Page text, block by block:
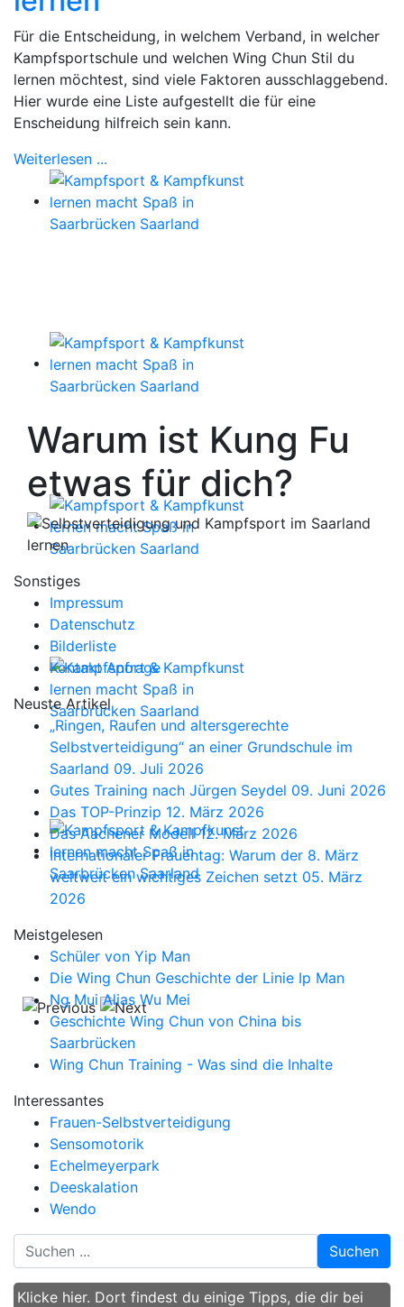
Für die Entscheidung, in welchem Verband, in welcher
Kampfsportschule und welchen Wing Chun Stil du
lernen möchtest, sind viele Faktoren ausschlaggebend.
Hier wurde eine Liste aufgestellt die für eine
Enscheidung hilfreich sein kann.
Weiterlesen ...
Warum ist Kung Fu
etwas für dich?
Sonstiges
Impressum
Datenschutz
Bilderliste
Kontakt Anfrage
Neuste Artikel
„Ringen, Raufen und altersgerechte
Selbstverteidigung“ an einer Grundschule im
Saarland 09. Juli 2026
Gutes Training nach Jürgen Seydel 09. Juni 2026
Das TOP-Prinzip 12. März 2026
Das Aachener Modell12. März 2026
Internationaler Frauentag: Warum der 8. März
weltweit ein wichtiges Zeichen setzt 05. März
2026
Meistgelesen
Schüler von Yip Man
Die Wing Chun Geschichte der Linie Ip Man
Ng Mui Alias Wu Mei
Geschichte Wing Chun von China bis
Saarbrücken
Wing Chun Training - Was sind die Inhalte
Interessantes
Frauen-Selbstverteidigung
Sensomotorik
Echelmeyerpark
Deeskalation
Wendo
Suchen
Klicke hier. Dort findest du einige Tipps, die dir bei